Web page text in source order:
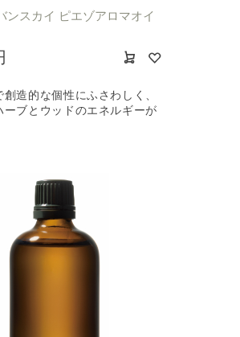
ンスカイ ピエゾアロマオイ
創造的な個性にふさわしく、
ーブとウッドのエネルギーが